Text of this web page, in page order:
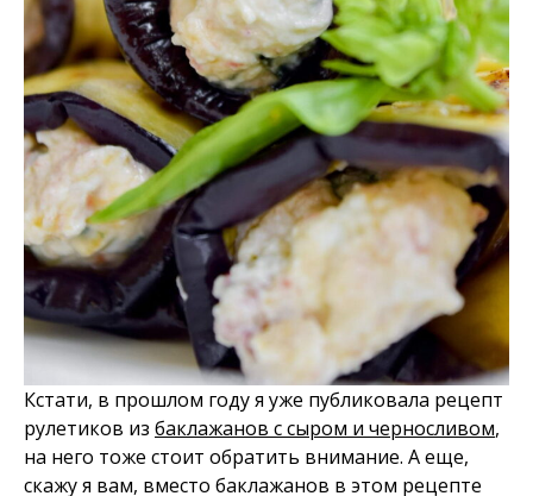
Кстати, в прошлом году я уже публиковала рецепт
рулетиков из баклажанов с сыром и черносливом,
на него тоже стоит обратить внимание. А еще,
скажу я вам, вместо баклажанов в этом рецепте